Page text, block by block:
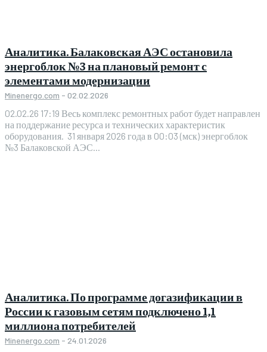
Аналитика. Балаковская АЭС остановила
энергоблок №3 на плановый ремонт с
элементами модернизации
Minenergo.com - 02.02.2026
02.02.26 17:19 Весь комплекс ремонтных работ будет направлен
на поддержание ресурса и технических характеристик
оборудования. 31 января 2026 года в 00:03 (мск) энергоблок
№3 Балаковской АЭС...
Аналитика. По программе догазификации в
России к газовым сетям подключено 1,1
миллиона потребителей
Minenergo.com - 24.01.2026